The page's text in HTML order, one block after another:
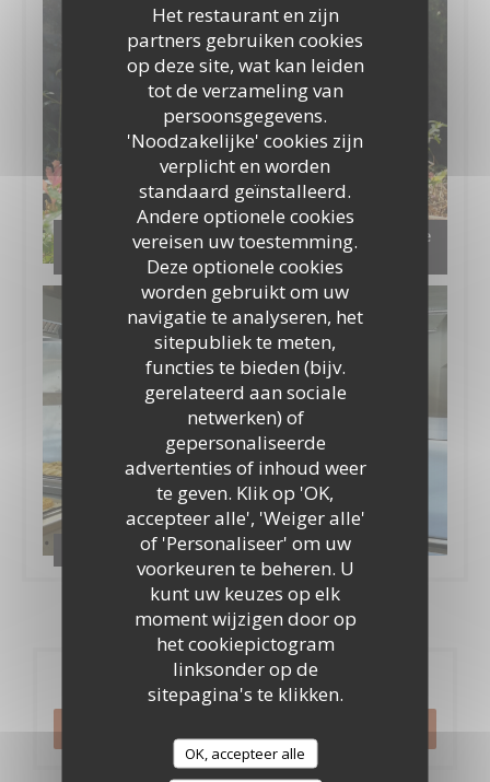
Het restaurant en zijn
partners gebruiken cookies
op deze site, wat kan leiden
tot de verzameling van
persoonsgegevens.
'Noodzakelijke' cookies zijn
verplicht en worden
standaard geïnstalleerd.
Andere optionele cookies
vereisen uw toestemming.
Deze optionele cookies
worden gebruikt om uw
navigatie te analyseren, het
sitepubliek te meten,
functies te bieden (bijv.
gerelateerd aan sociale
netwerken) of
gepersonaliseerde
advertenties of inhoud weer
te geven. Klik op 'OK,
accepteer alle', 'Weiger alle'
of 'Personaliseer' om uw
voorkeuren te beheren. U
kunt uw keuzes op elk
moment wijzigen door op
het cookiepictogram
linksonder op de
sitepagina's te klikken.
OK, accepteer alle
Notre jardin aromatique en permaculture et le
compost
Les brigades
Reservering